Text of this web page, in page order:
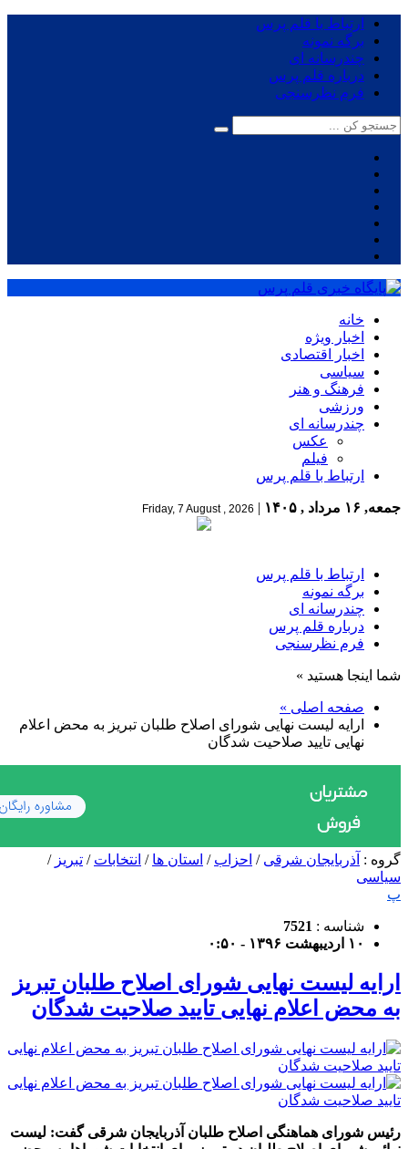
ارتباط با قلم پرس
برگه نمونه
چندرسانه ای
درباره قلم پرس
فرم نظرسنجی
خانه
اخبار ویژه
اخبار اقتصادی
سیاسی
فرهنگ و هنر
ورزشی
چندرسانه ای
عکس
فیلم
ارتباط با قلم پرس
جمعه, ۱۶ مرداد , ۱۴۰۵ |
Friday, 7 August , 2026
ارتباط با قلم پرس
برگه نمونه
چندرسانه ای
درباره قلم پرس
فرم نظرسنجی
شما اینجا هستید »
صفحه اصلی »
ارایه لیست نهایی شورای اصلاح طلبان تبریز به محض اعلام
نهایی تایید صلاحیت شدگان
گروه : آذربایجان شرقی / احزاب / استان ها / انتخابات / تبریز /
سیاسی
پ
شناسه : 7521
۱۰ اردیبهشت ۱۳۹۶ - ۰:۵۰
ارایه لیست نهایی شورای اصلاح طلبان تبریز
به محض اعلام نهایی تایید صلاحیت شدگان
رئیس شورای هماهنگی اصلاح طلبان آذربایجان شرقی گفت: لیست